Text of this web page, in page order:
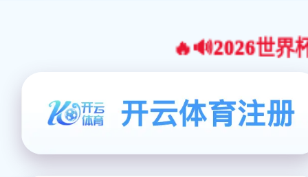
🔥🔊2026世界杯官网